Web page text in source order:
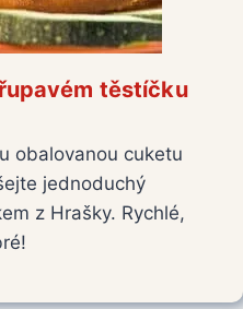
těstíčku
obalovanou cuketu
jednoduchý
z Hrašky. Rychlé,